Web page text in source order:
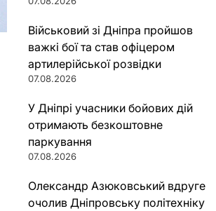
Військовий зі Дніпра пройшов
важкі бої та став офіцером
артилерійської розвідки
07.08.2026
У Дніпрі учасники бойових дій
отримають безкоштовне
паркування
07.08.2026
Олександр Азюковський вдруге
очолив Дніпровську політехніку